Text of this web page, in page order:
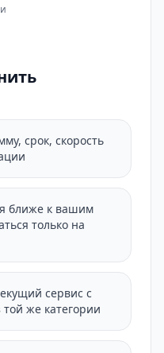
срок, скорость
ближе к вашим
только на
сервис с
же категории